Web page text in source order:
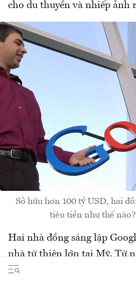
cho du thuyền và nhiếp ảnh
Sở hữu hơn 100 tỷ USD, hai
tiêu tiền như thế
Hai nhà đồng sáng lập
nhà từ thiện lớn tại Mỹ. Từ
Brin đã quyên góp 37,5 triệu